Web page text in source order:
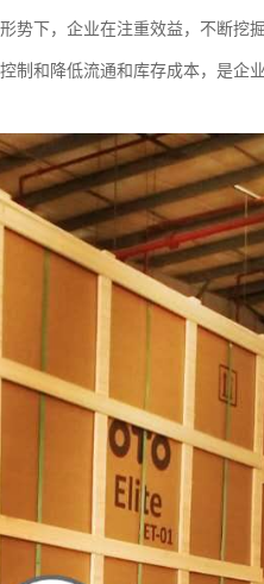
势下，企业在注重效益，不断挖
制和降低流通和库存成本，是企